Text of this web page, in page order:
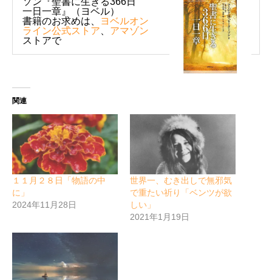
一日一章』（ヨベル）
書籍のお求めは、
ヨベルオン
ライン公式ストア
アマゾン
ストアで
関連
１１月２８日「物語の中
に」
2024年11月28日
世界一、むき出しで無邪気
で重たい祈り「ベンツが欲
しい」
2021年1月19日